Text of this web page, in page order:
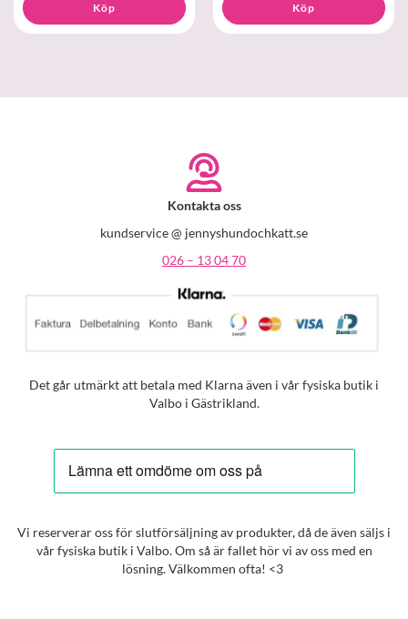
Köp Köp
Kontakta oss
kundservice @ jennyshundochkatt.se
026 – 13 04 70
Det går utmärkt att betala med Klarna även i vår fysiska butik i
Valbo i Gästrikland.
Vi reserverar oss för slutförsäljning av produkter, då de även säljs i
vår fysiska butik i Valbo. Om så är fallet hör vi av oss med en
lösning. Välkommen ofta! <3